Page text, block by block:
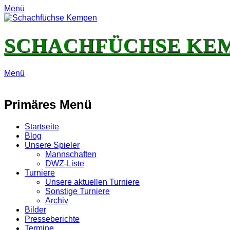
Menü
SCHACHFÜCHSE
Menü
Primäres Menü
Zum
Inhalt
springen
Startseite
Blog
Unsere Spieler
Mannschaften
DWZ-Liste
Turniere
Unsere aktuellen Turniere
Sonstige Turniere
Archiv
Bilder
Presseberichte
Termine